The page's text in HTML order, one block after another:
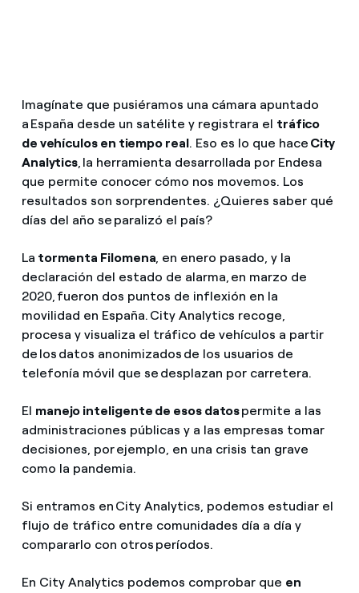
compañía?
Ofertas para autónomos y Pymes
¿Gestionas varias comunidades de propietarios?
Compromiso
Blog
Imagínate que pusiéramos una cámara apuntado
a España desde un satélite y registrara el tráfico
de vehículos en tiempo real. Eso es lo que hace City
Analytics, la herramienta desarrollada por Endesa
que permite conocer cómo nos movemos. Los
resultados son sorprendentes. ¿Quieres saber qué
días del año se paralizó el país?
La tormenta Filomena, en enero pasado, y la
declaración del estado de alarma, en marzo de
2020, fueron dos puntos de inflexión en la
movilidad en España. City Analytics recoge,
procesa y visualiza el tráfico de vehículos a partir
de los datos anonimizados de los usuarios de
telefonía móvil que se desplazan por carretera.
El manejo inteligente de esos datospermite a las
administraciones públicas y a las empresas tomar
decisiones, por ejemplo, en una crisis tan grave
como la pandemia.
Si entramos en City Analytics, podemos estudiar el
flujo de tráfico entre comunidades día a día y
compararlo con otros períodos.
En City Analytics podemos comprobar que en